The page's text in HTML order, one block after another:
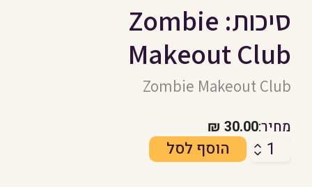
סיכות: Zombie
Makeout Club
Zombie Makeout Club
מחיר:30.00
₪
כמות
הוסף לסל